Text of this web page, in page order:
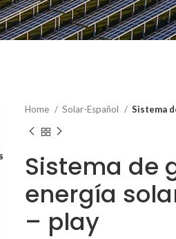
Home Solar-Español Sistema
Sistema de
energía
– play